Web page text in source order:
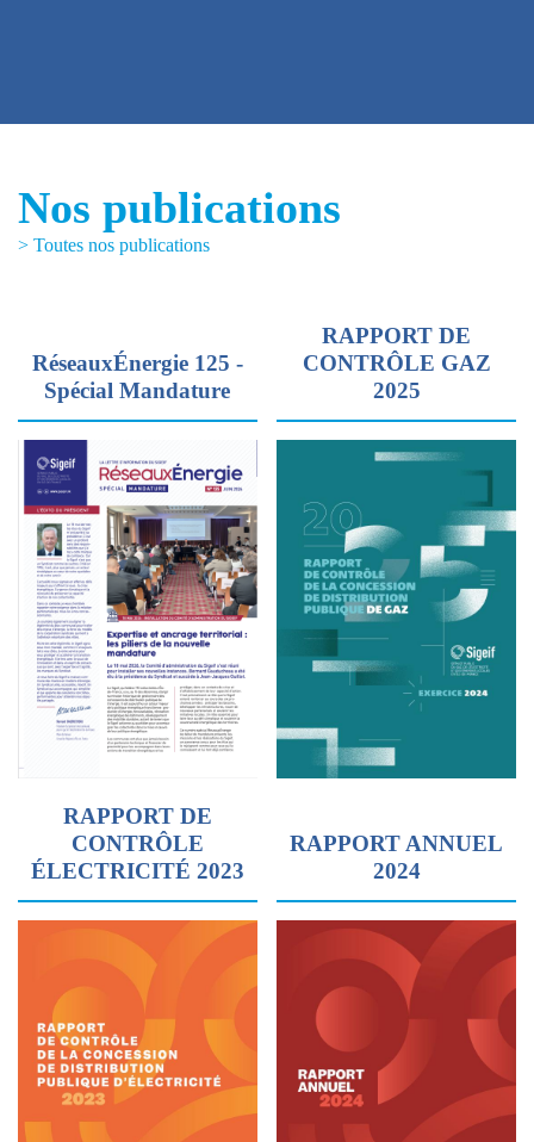
Nos publications
> Toutes nos publications
RéseauxÉnergie 125 -
Spécial Mandature
RAPPORT DE
CONTRÔLE GAZ
2025
RAPPORT DE
CONTRÔLE
ÉLECTRICITÉ 2023
RAPPORT ANNUEL
2024